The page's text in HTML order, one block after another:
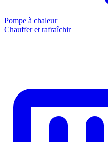
Pompe à chaleur
Chauffer et rafraîchir